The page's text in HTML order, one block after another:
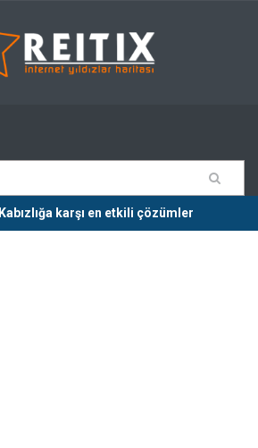
Kabızlığa karşı en etkili çözümler